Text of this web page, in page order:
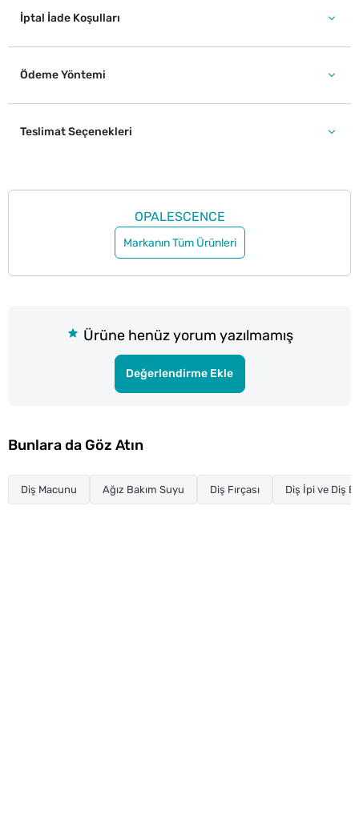
İptal İade Koşulları
Ödeme Yöntemi
Teslimat Seçenekleri
OPALESCENCE
Markanın Tüm Ürünleri
Ürüne henüz yorum yazılmamış
Değerlendirme Ekle
Bunlara da Göz Atın
Diş Macunu Ağız Bakım Suyu Diş Fırçası Diş İpi ve Diş